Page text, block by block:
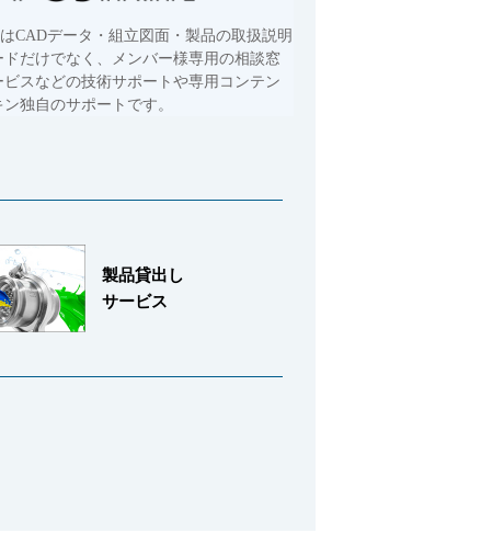
はCADデータ・組立図面・製品の取扱説明
だけでなく、メンバー様専用の相談窓
スなどの技術サポートや専用コンテン
独自のサポートです。
製品貸出し
サービス